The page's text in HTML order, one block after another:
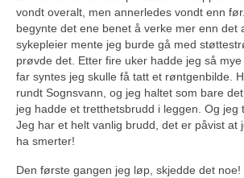
vondt overalt, men annerledes vondt enn
begynte det ene benet å verke mer enn det
sykepleier mente jeg burde gå med
prøvde det. Etter fire uker hadde jeg så
far syntes jeg skulle få tatt et røntgenbilde.
rundt Sognsvann, og jeg haltet som bare
jeg hadde et tretthetsbrudd i leggen. Og jeg
Jeg har et helt vanlig brudd, det er påvist at
ha smerter!
Den første gangen jeg løp, skjedde det